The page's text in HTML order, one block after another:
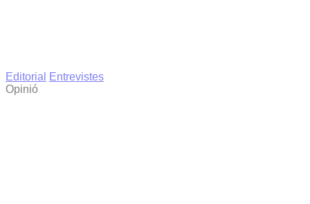
Editorial
Entrevistes
Opinió